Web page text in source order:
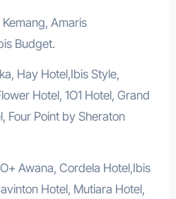
Amaris
Budget.
Hay Hotel,Ibis Style,
Hotel, 1O1 Hotel, Grand
Four Point by Sheraton
Awana, Cordela Hotel,Ibis
Hotel, Mutiara Hotel,